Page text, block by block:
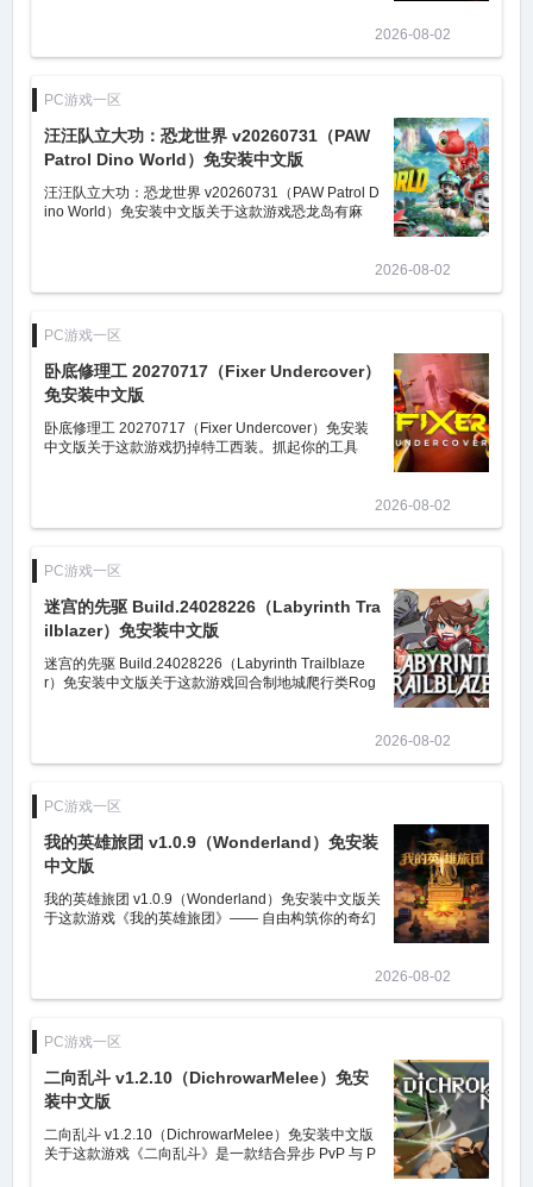
2026-08-02
PC游戏一区
汪汪队立大功：恐龙世界 v20260731（PAW
Patrol Dino World）免安装中文版
汪汪队立大功：恐龙世界 v20260731（PAW Patrol D
ino World）免安装中文版关于这款游戏恐龙岛有麻
2026-08-02
PC游戏一区
卧底修理工 20270717（Fixer Undercover）
免安装中文版
卧底修理工 20270717（Fixer Undercover）免安装
中文版关于这款游戏扔掉特工西装。抓起你的工具
2026-08-02
PC游戏一区
迷宫的先驱 Build.24028226（Labyrinth Tra
ilblazer）免安装中文版
迷宫的先驱 Build.24028226（Labyrinth Trailblaze
r）免安装中文版关于这款游戏回合制地城爬行类Rog
2026-08-02
PC游戏一区
我的英雄旅团 v1.0.9（Wonderland）免安装
中文版
我的英雄旅团 v1.0.9（Wonderland）免安装中文版关
于这款游戏《我的英雄旅团》—— 自由构筑你的奇幻
2026-08-02
PC游戏一区
二向乱斗 v1.2.10（DichrowarMelee）免安
装中文版
二向乱斗 v1.2.10（DichrowarMelee）免安装中文版
关于这款游戏《二向乱斗》是一款结合异步 PvP 与 P